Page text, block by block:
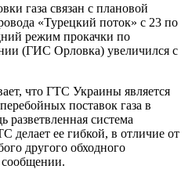
газа связан с плановой
«Турецкий поток» с 23 по
режим прокачки по
(ГИС Орловка) увеличился с
что ГТС Украины является
поставок газа в
система
делает ее гибкой, в отличие от
другого обходного
сообщении.